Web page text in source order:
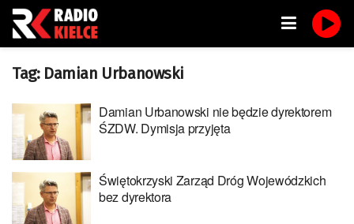
Tag: Damian Urbanowski
Damian Urbanowski nie będzie dyrektorem
ŚZDW. Dymisja przyjęta
Świętokrzyski Zarząd Dróg Wojewódzkich
bez dyrektora